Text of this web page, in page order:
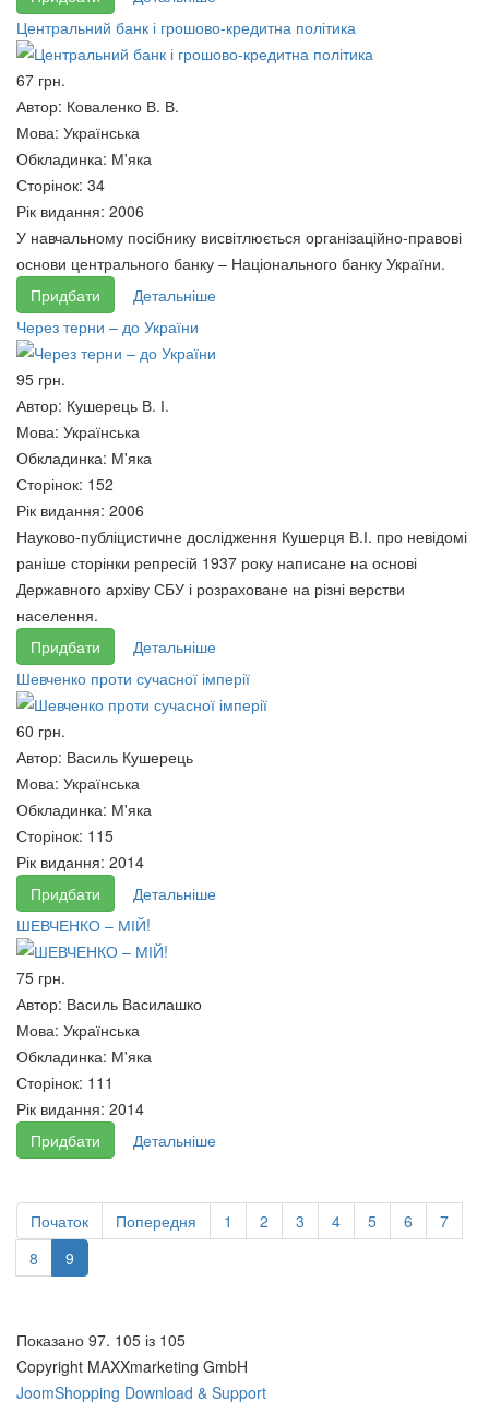
КОЛОНІАЛЬНІ ВІЙНИ ДРУГОЇ
РЕЧІ ПОСПОЛИТОЇ
Екобезпечний розвиток:
пошук стратегем.
68 грн.
70 грн.
Основи патентування і
ліцензування: навчальний
посібник
70 грн.
Менеджмент персоналу.
Посібник
Центральний банк і грошово-кредитна політика
67 грн.
Автор: Коваленко В. В.
Мова: Українська
Обкладинка: М'яка
Сторінок: 34
Рік видання: 2006
У навчальному посібнику висвітлюється організаційно-правові
основи центрального банку – Національного банку України.
Придбати
Детальніше
Через терни – до України
95 грн.
Автор: Кушерець В. І.
Мова: Українська
Обкладинка: М'яка
Сторінок: 152
Рік видання: 2006
Науково-публіцистичне дослідження Кушерця В.І. про невідомі
раніше сторінки репресій 1937 року написане на основі
Державного архіву СБУ і розраховане на різні верстви
населення.
Придбати
Детальніше
Шевченко проти сучасної імперії
60 грн.
Автор: Василь Кушерець
Мова: Українська
Обкладинка: М'яка
Сторінок: 115
Рік видання: 2014
Придбати
Детальніше
ШЕВЧЕНКО – МІЙ!
75 грн.
Автор: Василь Василашко
Мова: Українська
Обкладинка: М'яка
Сторінок: 111
Рік видання: 2014
Придбати
Детальніше
Початок Попередня 1 2 3 4 5 6
7
8
9
Показано 97. 105 із 105
Copyright MAXXmarketing GmbH
JoomShopping Download & Support